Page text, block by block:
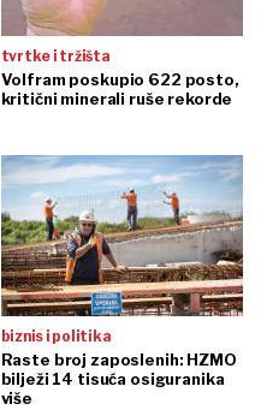
tvrtke i tržišta
Volfram poskupio 622 posto,
kritični minerali ruše rekorde
biznis i politika
Raste broj zaposlenih: HZMO
bilježi 14 tisuća osiguranika
više